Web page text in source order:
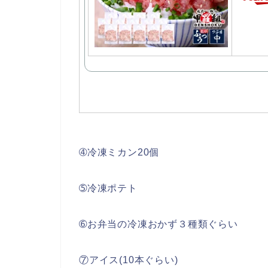
➃冷凍ミカン20個
➄冷凍ポテト
➅お弁当の冷凍おかず３種類ぐらい
⑦アイス(10本ぐらい)